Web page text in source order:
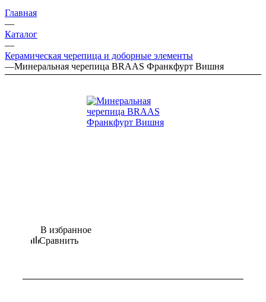
Главная
—
Каталог
—
Керамическая черепица и доборные элементы
—Минеральная черепица BRAAS Франкфурт Вишня
В избранное
Сравнить